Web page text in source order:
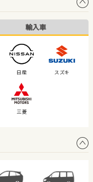
輸入車
日産 スズキ
三菱